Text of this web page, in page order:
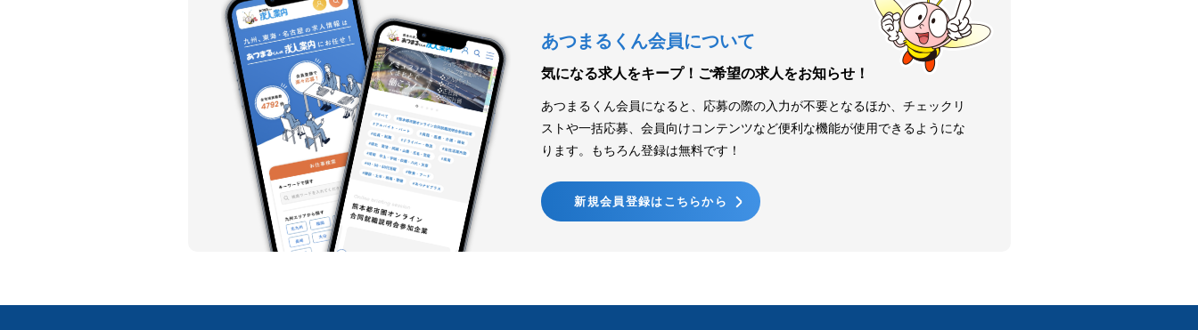
あつまるくん会員について
気になる求人をキープ！ ご希望の求人をお知らせ！
あつまるくん会員になると、応募の際の入力が不要となるほか、チェックリ
ストや一括応募、会員向けコンテンツなど便利な機能が使用できるようにな
ります。もちろん登録は無料です！
新規会員登録はこちらから